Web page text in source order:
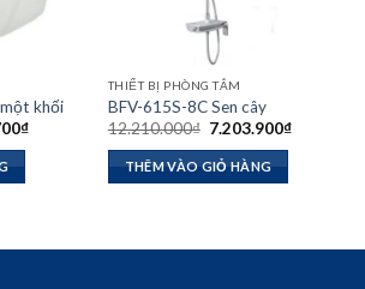
khối
₫Giá
8.921.700₫.
THIẾT BỊ PHÒNG TẮM
BFV-615S-8C Sen cây
12.210.000₫ Giá
là:
12.210.000₫.
7.203.900₫Giá
THÊM VÀO GIỎ HÀNG